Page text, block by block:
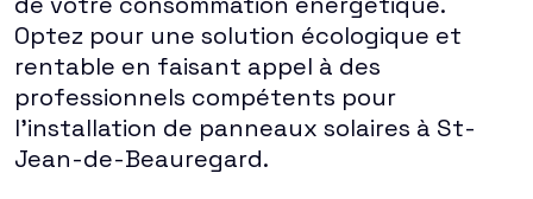
Optez pour une solution écologique et
rentable en faisant appel à des
professionnels compétents pour
l'installation de panneaux solaires à St-
Jean-de-Beauregard.